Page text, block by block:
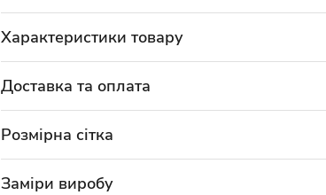
Характеристики товару
Доставка та оплата
Розмірна сітка
Заміри виробу